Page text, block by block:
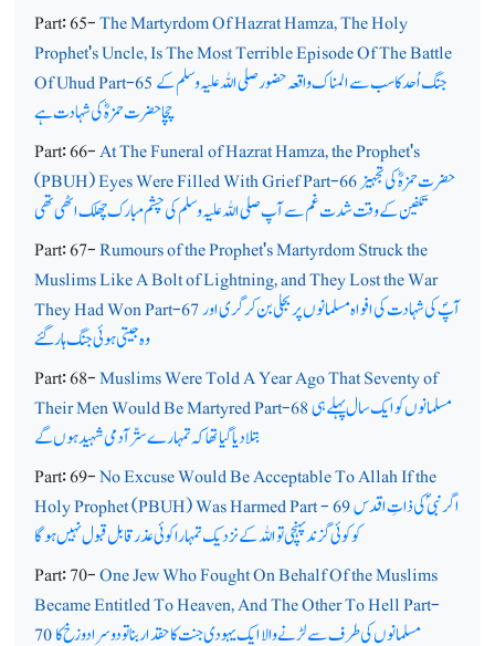
Part: 65-The Martyrdom Of Hazrat Hamza, The Holy
Prophet's Uncle, Is The Most Terrible Episode Of The Battle
Of Uhud Part-65جنگ اُحد کا سب سے المناک واقعہ حضور صلی اللہ علیہ وسلم کے
چچا حضرت حمزہؓ کی شہادت ہے
Part: 66-At The Funeral of Hazrat Hamza, the Prophet's
(PBUH) Eyes Were Filled With Grief Part-66حضرت حمزہؓ کی تجہیز
تکفین کے وقت شدت غم سے آپ صلی اللہ علیہ وسلم کی چشم مبارک چھلک اٹھی تھی
Part: 67-Rumours of the Prophet's Martyrdom Struck the
Muslims Like A Bolt of Lightning, and They Lost the War
They Had Won Part-67آپؐ کی شہادت کی افواہ مسلمانوں پر بجلی بن کر گری اور
وہ جیتی ہوئی جنگ ہار گئے
Part: 68-Muslims Were Told A Year Ago That Seventy of
Their Men Would Be Martyred Part-68مسلمانوں کو ایک سال پہلے ہی
بتلا دیا گیا تھا کہ تمہارے ستّر آدمی شہید ہوں گے
Part: 69-No Excuse Would Be Acceptable To Allah If the
Holy Prophet (PBUH) Was Harmed Part - 69اگر نبیؐ کی ذاتِ اقدس
کو کوئی گزند پہنچی تو اللہ کے نزدیک تمہارا کوئی عذر قابل قبول نہیں ہوگا
Part: 70-One Jew Who Fought On Behalf Of the Muslims
Became Entitled To Heaven, And The Other To Hell Part-
70مسلمانوں کی طرف سےلڑنے والا ایک یہودی جنت کا حقدار بنا تو دوسرا دوزخ کا